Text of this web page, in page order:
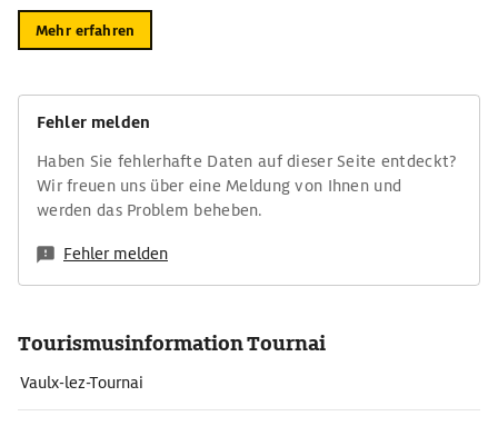
Mehr erfahren
Fehler melden
Haben Sie fehlerhafte Daten auf dieser Seite entdeckt?
Wir freuen uns über eine Meldung von Ihnen und
werden das Problem beheben.
Fehler melden
Tourismusinformation Tournai
Vaulx-lez-Tournai